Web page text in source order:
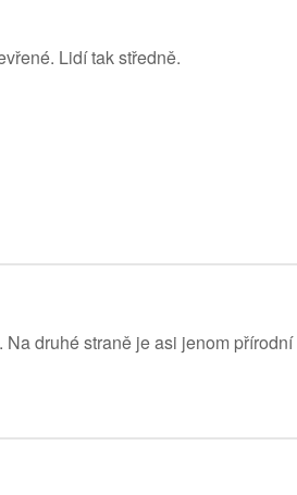
Lidí tak středně.
druhé straně je asi jenom přírodní